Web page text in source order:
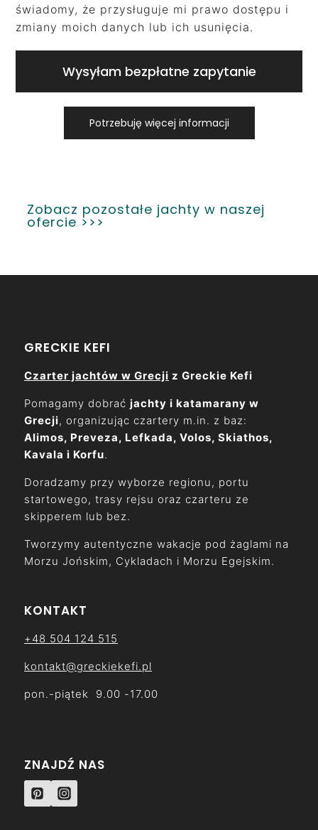
świadomy, że przysługuje mi prawo dostępu i
zmiany moich danych lub ich usunięcia.
Wysyłam bezpłatne zapytanie
Potrzebuję więcej informacji
Zobacz pozostałe jachty w naszej
ofercie >>>
GRECKIE KEFI
Czarter jachtów w Grecji z Greckie Kefi
Pomagamy dobrać jachty i katamarany w
Grecji, organizując czartery m.in. z baz:
Alimos, Preveza, Lefkada, Volos, Skiathos,
Kavala i Korfu.
Doradzamy przy wyborze regionu, portu
startowego, trasy rejsu oraz czarteru ze
skipperem lub bez.
Tworzymy autentyczne wakacje pod żaglami na
Morzu Jońskim, Cykladach i Morzu Egejskim.
KONTAKT
+48 504 124 515
kontakt@greckiekefi.pl
pon.-piątek 9.00 -17.00
ZNAJDŹ NAS